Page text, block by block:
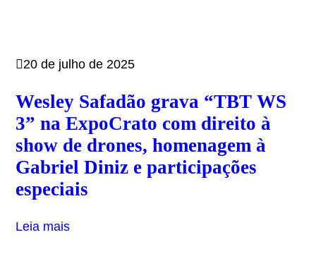
20 de julho de 2025
Wesley Safadão grava “TBT WS
3” na ExpoCrato com direito à
show de drones, homenagem à
Gabriel Diniz e participações
especiais
Leia mais